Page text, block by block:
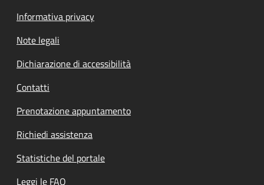
Informativa privacy
Note legali
Dichiarazione di accessibilità
Contatti
Prenotazione appuntamento
Richiedi assistenza
Statistiche del portale
Leggi le FAQ